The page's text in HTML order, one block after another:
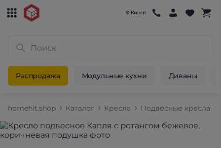
Киров
Распродажа Модульные кухни Диваны
homehit.shop Каталог Кресла Подвесные кресла